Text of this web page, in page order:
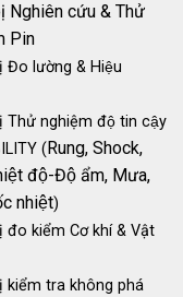
Nghiên cứu & Thử
Pin
Đo lường & Hiệu
Thử nghiệm độ tin cậy
(Rung, Shock,
độ-Độ ẩm, Mưa,
nhiệt)
đo kiểm Cơ khí & Vật
kiểm tra không phá